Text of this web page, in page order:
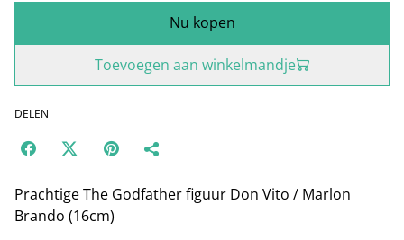
Nu kopen
Toevoegen aan winkelmandje
DELEN
Prachtige The Godfather figuur Don Vito / Marlon
Brando (16cm)